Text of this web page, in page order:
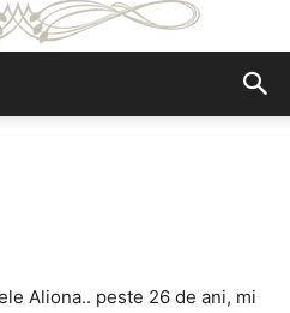
Aliona.. peste 26 de ani, mi